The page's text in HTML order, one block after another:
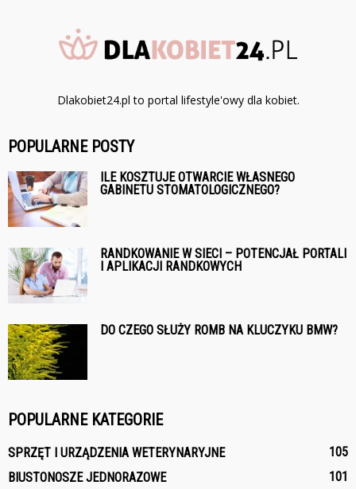
Dlakobiet24.pl to portal lifestyle'owy dla kobiet.
POPULARNE POSTY
ILE KOSZTUJE OTWARCIE WŁASNEGO
GABINETU STOMATOLOGICZNEGO?
RANDKOWANIE W SIECI – POTENCJAŁ PORTALI
I APLIKACJI RANDKOWYCH
DO CZEGO SŁUŻY ROMB NA KLUCZYKU BMW?
POPULARNE KATEGORIE
SPRZĘT I URZĄDZENIA WETERYNARYJNE
105
BIUSTONOSZE JEDNORAZOWE
101